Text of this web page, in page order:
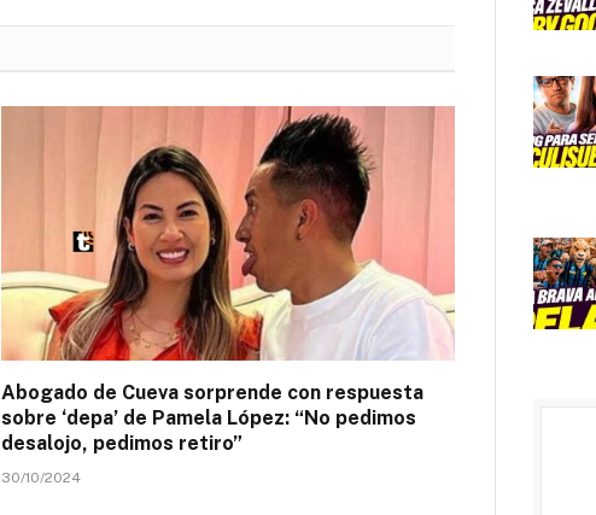
Abogado de Cueva sorprende con respuesta
sobre ‘depa’ de Pamela López: “No pedimos
desalojo, pedimos retiro”
30/10/2024